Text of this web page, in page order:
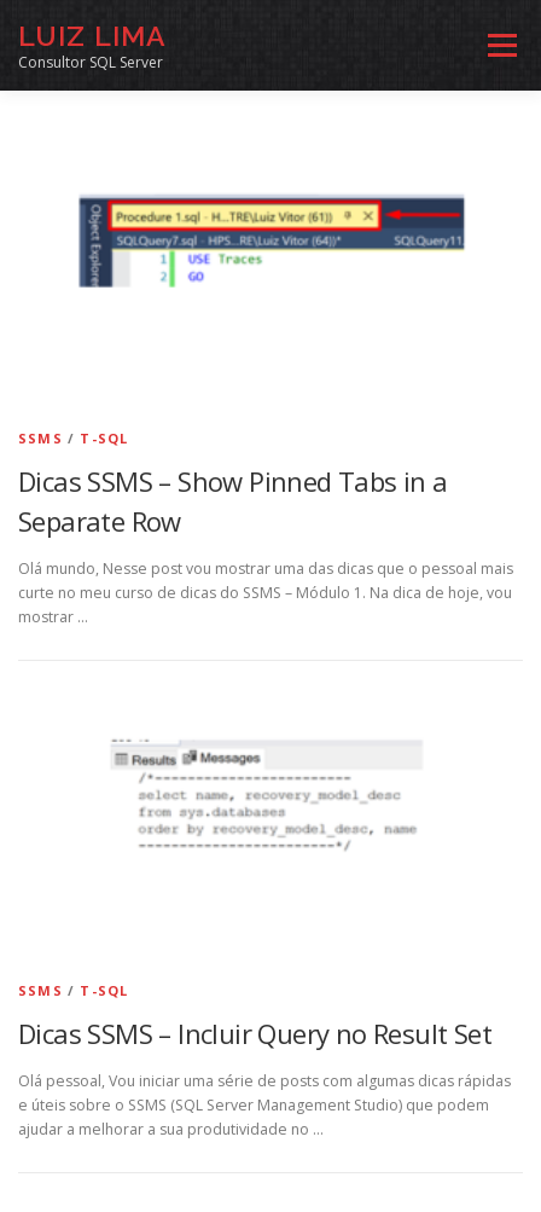
LUIZ LIMA
Consultor SQL Server
Menu
INÍCIO ARQUIVO LINKS COMUNIDADE
SSMS / T-SQL
Dicas SSMS – Show Pinned Tabs in a
Separate Row
Olá mundo, Nesse post vou mostrar uma das dicas que o pessoal mais
curte no meu curso de dicas do SSMS – Módulo 1. Na dica de hoje, vou
mostrar …
SSMS / T-SQL
Dicas SSMS – Incluir Query no Result Set
Olá pessoal, Vou iniciar uma série de posts com algumas dicas rápidas
e úteis sobre o SSMS (SQL Server Management Studio) que podem
ajudar a melhorar a sua produtividade no …